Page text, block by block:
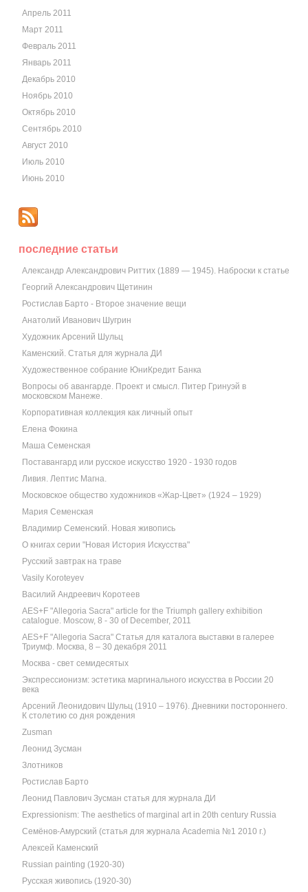
Апрель 2011
Март 2011
Февраль 2011
Январь 2011
Декабрь 2010
Ноябрь 2010
Октябрь 2010
Сентябрь 2010
Август 2010
Июль 2010
Июнь 2010
последние статьи
Александр Александрович Риттих (1889 — 1945). Наброски к статье
Георгий Александрович Щетинин
Ростислав Барто - Второе значение вещи
Анатолий Иванович Шугрин
Художник Арсений Шульц
Каменский. Статья для журнала ДИ
Художественное собрание ЮниКредит Банка
Вопросы об авангарде. Проект и смысл. Питер Гринуэй в
московском Манеже.
Корпоративная коллекция как личный опыт
Елена Фокина
Маша Семенская
Поставангард или русское искусство 1920 - 1930 годов
Ливия. Лептис Магна.
Московское общество художников «Жар-Цвет» (1924 – 1929)
Мария Семенская
Владимир Семенский. Новая живопись
О книгах серии "Новая История Искусства"
Русский завтрак на траве
Vasily Koroteyev
Василий Андреевич Коротеев
AES+F "Allegoria Sacra" article for the Triumph gallery exhibition
catalogue. Moscow, 8 - 30 of December, 2011
AES+F "Allegoria Sacra" Статья для каталога выставки в галерее
Триумф. Москва, 8 – 30 декабря 2011
Москва - свет семидесятых
Экспрессионизм: эстетика маргинального искусства в России 20
века
Арсений Леонидович Шульц (1910 – 1976). Дневники постороннего.
К столетию со дня рождения
Zusman
Леонид Зусман
Злотников
Ростислав Барто
Леонид Павлович Зусман статья для журнала ДИ
Expressionism: The aesthetics of marginal art in 20th century Russia
Семёнов-Амурский (статья для журнала Academia №1 2010 г.)
Алексей Каменский
Russian painting (1920-30)
Русская живопись (1920-30)